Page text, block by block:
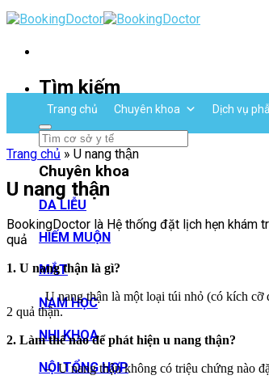
Skip
to
Tìm kiếm
Chuyên khoa
DA LIỄU
HIẾM MUỘN
MẮT
NAM HỌC
NHI KHOA
NỘI TỔNG HỢP
Trang chủ Chuyên khoa Dịch vụ
Trang chủ » U nang thận
U nang thận
BookingDoctor là Hệ thống đặt lịch hẹn khám
quả
1. U nang thận là gì?
U nang thận là một loại túi nhỏ (có kích cỡ đa
2 quả thận.
2. Làm thế nào để phát hiện u nang thận?
– U nang thận không có triệu chứng nào đặc